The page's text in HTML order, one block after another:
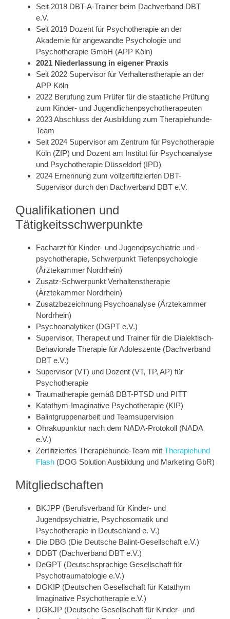
Seit 2018 DBT-A-Trainer beim Dachverband DBT
e.V.
Seit 2019 Dozent für Psychotherapie an der
Akademie für angewandte Psychologie und
Psychotherapie GmbH (APP Köln)
2021 Niederlassung in eigener Praxis
Seit 2022 Supervisor für Verhaltenstherapie an der
APP Köln
2022 Berufung zum Prüfer für die staatliche Prüfung
zum Kinder- und Jugendlichenpsychotherapeuten
2023 Abschluss der Ausbildung zum Therapiehunde-
Team
Seit 2024 Supervisor am Zentrum für Psychotherapie
Köln (ZfP) und Dozent am Institut für Psychoanalyse
und Psychotherapie Düsseldorf (IPD)
2024 Ernennung zum vollzertifizierten DBT-
Supervisor durch den Dachverband DBT e.V.
Qualifikationen und
Tätigkeitsschwerpunkte
Facharzt für Kinder- und Jugendpsychiatrie und -
psychotherapie, Schwerpunkt Tiefenpsychologie
(Ärztekammer Nordrhein)
Zusatz-Schwerpunkt Verhaltenstherapie
(Ärztekammer Nordrhein)
Zusatzbezeichnung Psychoanalyse (Ärztekammer
Nordrhein)
Psychoanalytiker (DGPT e.V.)
Supervisor, Therapeut und Trainer für die Dialektisch-
Behaviorale Therapie für Adoleszente (Dachverband
DBT e.V.)
Supervisor (VT) und Dozent (VT, TP, AP) für
Psychotherapie
Traumatherapie gemäß DBT-PTSD und PITT
Katathym-Imaginative Psychotherapie (KIP)
Balintgruppenarbeit und Teamsupervision
Ohrakupunktur nach dem NADA-Protokoll (NADA
e.V.)
Zertifiziertes Therapiehunde-Team mit Therapiehund
Flash (DOG Solution Ausbildung und Marketing GbR)
Mitgliedschaften
BKJPP (Berufsverband für Kinder- und
Jugendpsychiatrie, Psychosomatik und
Psychotherapie in Deutschland e. V.)
Die DBG (Die Deutsche Balint-Gesellschaft e.V.)
DDBT (Dachverband DBT e.V.)
DeGPT (Deutschsprachige Gesellschaft für
Psychotraumatologie e.V.)
DGKIP (Deutschen Gesellschaft für Katathym
Imaginative Psychotherapie e.V.)
DGKJP (Deutsche Gesellschaft für Kinder- und